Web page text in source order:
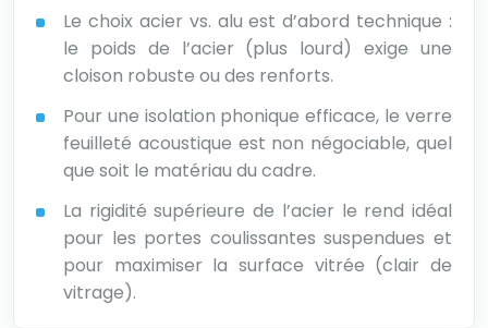
Le choix acier vs. alu est d’abord technique :
le poids de l’acier (plus lourd) exige une
cloison robuste ou des renforts.
Pour une isolation phonique efficace, le verre
feuilleté acoustique est non négociable, quel
que soit le matériau du cadre.
La rigidité supérieure de l’acier le rend idéal
pour les portes coulissantes suspendues et
pour maximiser la surface vitrée (clair de
vitrage).